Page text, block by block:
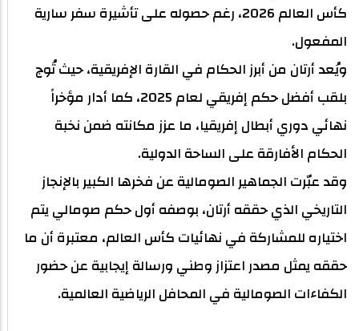
كأس العالم 2026، رغم حصوله على تأشيرة سفر سارية
المفعول.
ويُعد أرتان من أبرز الحكام في القارة الإفريقية، حيث تُوج
بلقب أفضل حكم إفريقي لعام 2025، كما أدار مؤخراً
نهائي دوري أبطال إفريقيا، ما عزز مكانته ضمن نخبة
الحكام الأفارقة على الساحة الدولية.
وقد عبّرت الجماهير الصومالية عن فخرها الكبير بالإنجاز
التاريخي الذي حققه أرتان، بوصفه أول حكم صومالي يتم
اختياره للمشاركة في نهائيات كأس العالم، معتبرة أن ما
حققه يمثل مصدر اعتزاز وطني ورسالة إيجابية عن حضور
الكفاءات الصومالية في المحافل الرياضية العالمية.